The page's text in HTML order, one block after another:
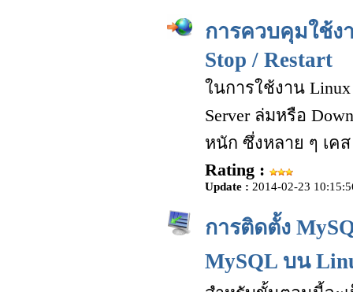
การควบคุมใช้ง
Stop / Restart
ในการใช้งาน
Server ล่มหรือ
หนัก ซึ่งหลาย ๆ เคส
Rating :
Update : 2014-02-23
การติดตั้ง
MySQL บน